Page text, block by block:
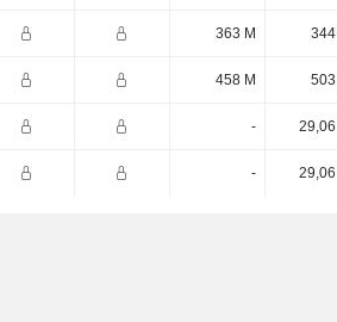
363 M 344
458 M 503
- 29,06
- 29,06